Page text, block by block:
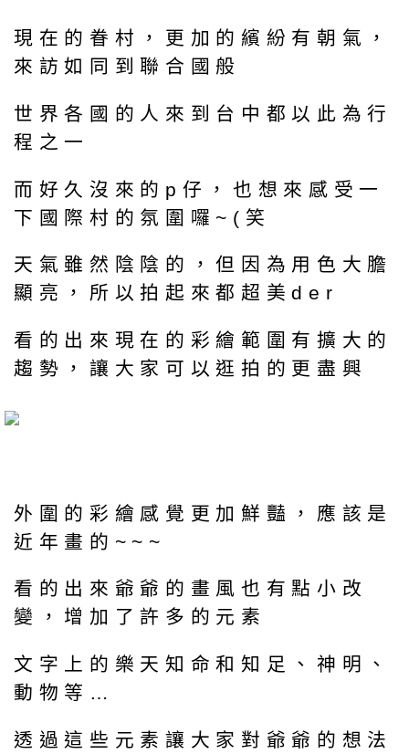
現在的眷村，更加的繽紛有朝氣，
來訪如同到聯合國般
世界各國的人來到台中都以此為行
程之一
而好久沒來的p仔，也想來感受一
下國際村的氛圍囉~(笑
天氣雖然陰陰的，但因為用色大膽
顯亮，所以拍起來都超美der
看的出來現在的彩繪範圍有擴大的
趨勢，讓大家可以逛拍的更盡興
外圍的彩繪感覺更加鮮豔，應該是
近年畫的~~~
看的出來爺爺的畫風也有點小改
變，增加了許多的元素
文字上的樂天知命和知足、神明、
動物等…
透過這些元素讓大家對爺爺的想法